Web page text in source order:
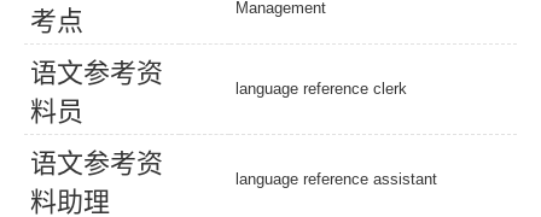
考点
Management
语文参考资
料员
language reference clerk
语文参考资
料助理
language reference assistant